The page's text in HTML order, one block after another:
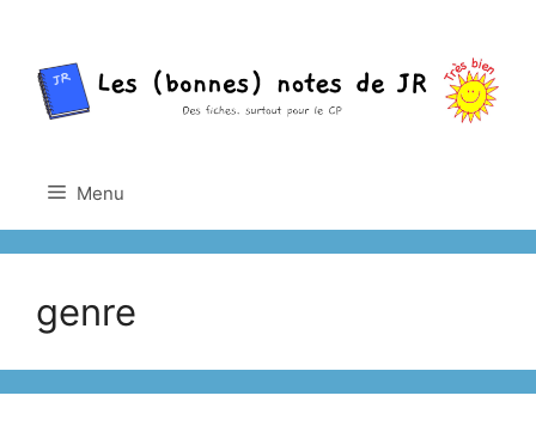
contenu
Menu
genre